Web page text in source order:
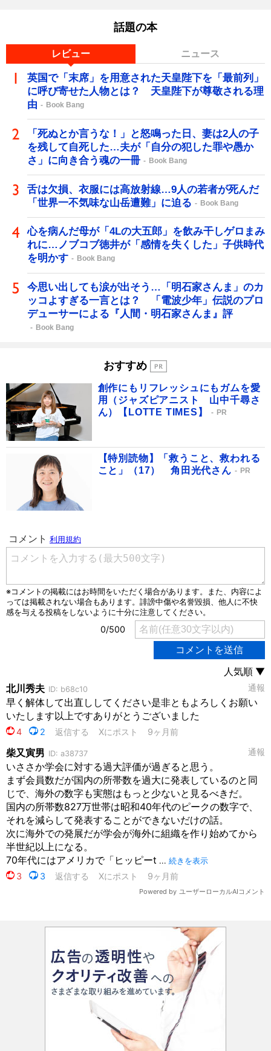
話題の本
レビュー ニュース
英国で「末席」を用意された天皇陛下を「最前列」
に呼び寄せた人物とは？ 天皇陛下が尊敬される理
由
Book Bang
「死ぬとか言うな！」と怒鳴った日、妻は2人の子
を残して自死した…夫が「自分の犯した罪や愚か
さ」に向き合う魂の一冊
Book Bang
舌は欠損、衣服には高放射線…9人の若者が死んだ
「世界一不気味な山岳遭難」に迫る
Book Bang
心を病んだ母が「4Lの大五郎」を飲み干しゲロまみ
れに…ノブコブ徳井が「感情を失くした」子供時代
を明かす
Book Bang
今思い出しても涙が出そう…「明石家さんま」のカ
ッコよすぎる一言とは？ 「電波少年」伝説のプロ
デューサーによる『人間・明石家さんま』評
Book Bang
おすすめ
創作にもリフレッシュにもガムを愛
用（ジャズピアニスト 山中千尋さ
ん）【LOTTE TIMES】
PR
【特別読物】「救うこと、救われる
こと」（17） 角田光代さん
PR